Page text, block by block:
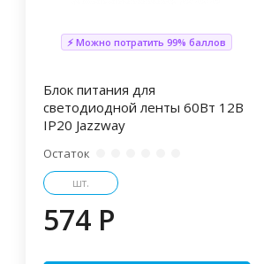
⚡ Можно потратить 99% баллов
Блок питания для
светодиодной ленты 60Вт 12В
IP20 Jazzway
Остаток
шт.
574 P